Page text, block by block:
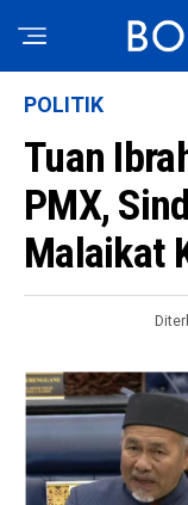
POLITIK
Tuan
PMX,
Malaikat